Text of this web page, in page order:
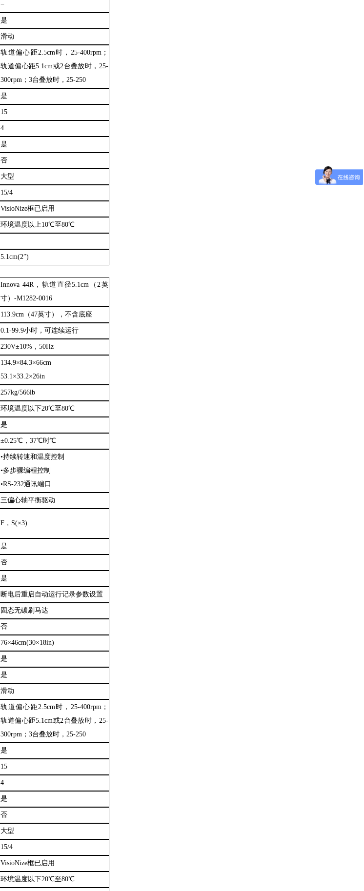
−
是
滑动
轨道偏心距2.5cm时，25-400rpm；
轨道偏心距5.1cm或2台叠放时，25-
300rpm；3台叠放时，25-250
是
15
4
是
否
大型
15/4
VisioNize框已启用
环境温度以上10℃至80℃
5.1cm(2″)
Innova 44R，轨道直径5.1cm（2英
寸）-M1282-0016
113.9cm（47英寸），不含底座
0.1-99.9小时，可连续运行
230V±10%，50Hz
134.9×84.3×66cm
53.1×33.2×26in
257kg/566lb
环境温度以下20℃至80℃
是
±0.25℃，37℃时℃
•持续转速和温度控制
•多步骤编程控制
•RS-232通讯端口
三偏心轴平衡驱动
F，S(×3)
是
否
是
断电后重启自动运行记录参数设置
固态无碳刷马达
否
76×46cm(30×18in)
是
是
滑动
轨道偏心距2.5cm时，25-400rpm；
轨道偏心距5.1cm或2台叠放时，25-
300rpm；3台叠放时，25-250
是
15
4
是
否
大型
15/4
VisioNize框已启用
环境温度以下20℃至80℃